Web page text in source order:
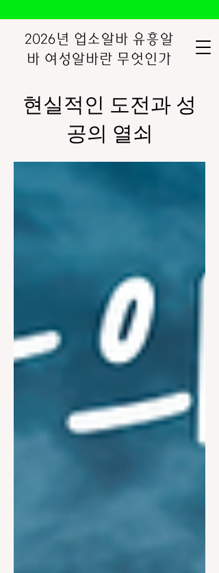
2026년 업소알바 유흥알
바 여성알바란 무엇인가
현실적인 도전과 성
공의 열쇠